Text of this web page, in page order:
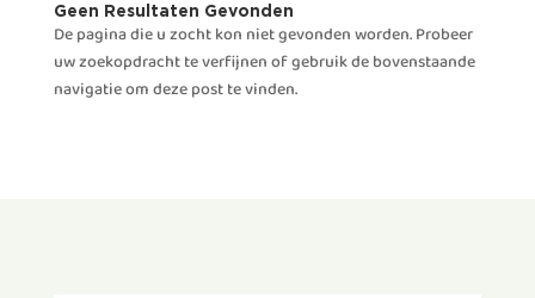
Geen Resultaten Gevonden
De pagina die u zocht kon niet gevonden worden. Probeer
uw zoekopdracht te verfijnen of gebruik de bovenstaande
navigatie om deze post te vinden.